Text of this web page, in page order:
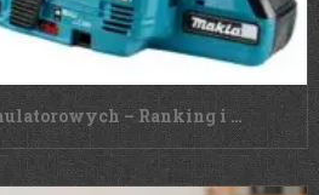
– Ranking i …